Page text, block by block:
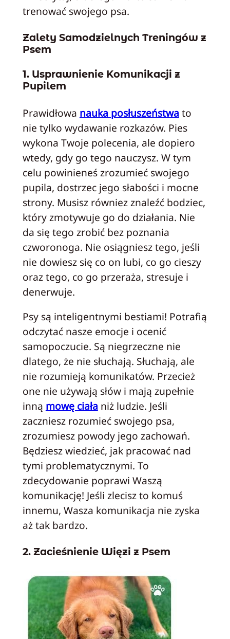
trenować swojego psa.
Zalety Samodzielnych Treningów z
Psem
1. Usprawnienie Komunikacji z
Pupilem
Prawidłowa nauka posłuszeństwa to
nie tylko wydawanie rozkazów. Pies
wykona Twoje polecenia, ale dopiero
wtedy, gdy go tego nauczysz. W tym
celu powinieneś zrozumieć swojego
pupila, dostrzec jego słabości i mocne
strony. Musisz równiez znaleźć bodziec,
który zmotywuje go do działania. Nie
da się tego zrobić bez poznania
czworonoga. Nie osiągniesz tego, jeśli
nie dowiesz się co on lubi, co go cieszy
oraz tego, co go przeraża, stresuje i
denerwuje.
Psy są inteligentnymi bestiami! Potrafią
odczytać nasze emocje i ocenić
samopoczucie. Są niegrzeczne nie
dlatego, że nie słuchają. Słuchają, ale
nie rozumieją komunikatów. Przecież
one nie używają słów i mają zupełnie
inną mowę ciała niż ludzie. Jeśli
zaczniesz rozumieć swojego psa,
zrozumiesz powody jego zachowań.
Będziesz wiedzieć, jak pracować nad
tymi problematycznymi. To
zdecydowanie poprawi Waszą
komunikację! Jeśli zlecisz to komuś
innemu, Wasza komunikacja nie zyska
aż tak bardzo.
2. Zacieśnienie Więzi z Psem